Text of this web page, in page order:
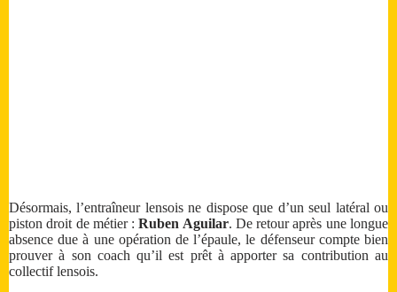
Désormais, l’entraîneur lensois ne dispose que d’un seul latéral ou
piston droit de métier :Ruben Aguilar. De retour après une longue
absence due à une opération de l’épaule, le défenseur compte bien
prouver à son coach qu’il est prêt à apporter sa contribution au
collectif lensois.